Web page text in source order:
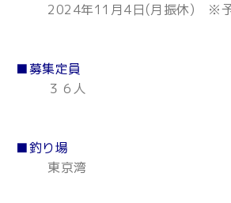
2024年11月4日(月振休) ※
■募集定員
３６人
■釣り場
東京湾